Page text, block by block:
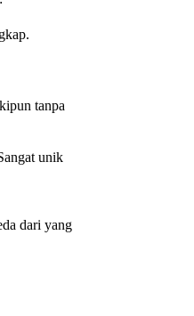
tanpa
unik
dari yang